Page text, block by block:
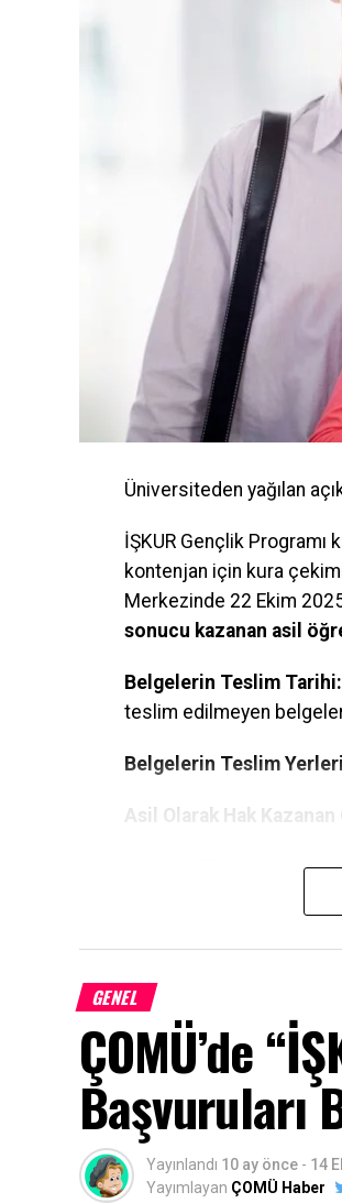
Üniversiteden yağılan
İŞKUR Gençlik
kontenjan için kura
Merkezinde 22 Ekim
sonucu kazanan asil
Belgelerin Teslim Tarihi:
teslim edilmeyen
Belgelerin Teslim
Asil Olarak Hak
2– Adli Sicil Belgesi (E-
evrağı (E-Devlet)
4- Yurtta kalanlar için
Belge” (Yurt ve benzeri
5- Aynı Hanede İkamet
haricinde yaşayanlar için
GENEL
ÇOMÜ’de
Başvuruları
Yayınlandı 10 ay önce - 14
Yayımlayan ÇOMÜ Haber